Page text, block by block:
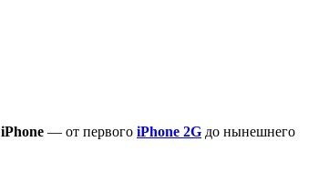
iPhone — от первого iPhone 2G до нынешнего